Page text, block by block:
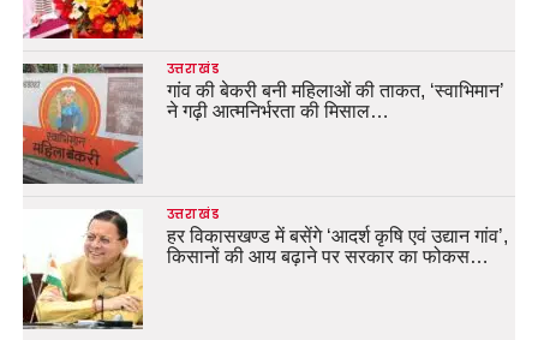
उत्तराखंड
गांव की बेकरी बनी महिलाओं की ताकत, ‘स्वाभिमान’
ने गढ़ी आत्मनिर्भरता की मिसाल…
उत्तराखंड
हर विकासखण्ड में बसेंगे ‘आदर्श कृषि एवं उद्यान गांव’,
किसानों की आय बढ़ाने पर सरकार का फोकस…